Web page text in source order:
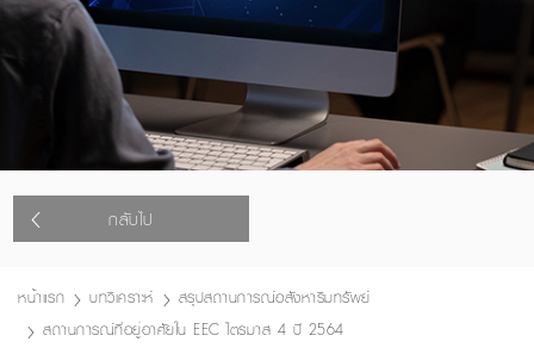
กลับไป
หน้าแรก บทวิเคราะห์
สรุปสถานการณ์อสังหาริมทรัพย์
สถานการณ์ที่อยู่อาศัยใน EEC ไตรมาส 4 ปี 2564